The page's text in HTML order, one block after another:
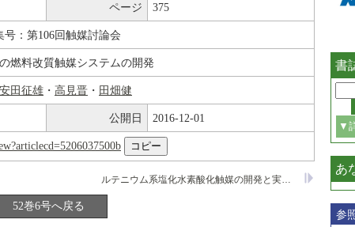
ページ 375
：第106回触媒討論会
燃料改質触媒システムの開発
安田征雄 ・ 高見晋 ・ 田畑健
公開日 2016-12-01
ルテニウム系塩化水素酸化触媒の開発と実用化
52巻6号へ戻る
書
▼
あ
参